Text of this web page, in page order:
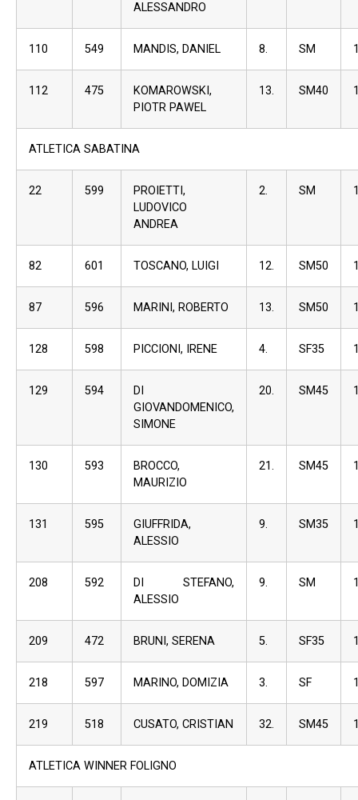
ALESSANDRO
110 549 MANDIS, DANIEL 8. SM
112 475
KOMAROWSKI,
PIOTR PAWEL
13. SM40
ATLETICA SABATINA
22 599
PROIETTI,
LUDOVICO
ANDREA
2. SM
82 601 TOSCANO, LUIGI 12. SM50
87 596 MARINI, ROBERTO 13. SM50
128 598 PICCIONI, IRENE 4. SF35
129 594
DI
GIOVANDOMENICO,
SIMONE
20. SM45
130 593
BROCCO,
MAURIZIO
21. SM45
131 595
GIUFFRIDA,
ALESSIO
9. SM35
208 592
DI STEFANO,
ALESSIO
9. SM
209 472 BRUNI, SERENA 5. SF35
218 597 MARINO, DOMIZIA 3. SF
219 518 CUSATO, CRISTIAN 32. SM45
ATLETICA WINNER FOLIGNO